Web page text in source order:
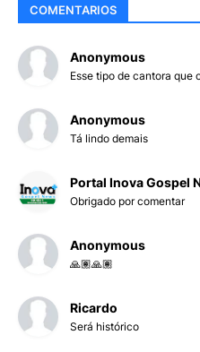
COMENTARIOS
Anonymous
Esse tipo de cantora que
Anonymous
Tá lindo demais
Portal Inova Gospel
Obrigado por comentar
Anonymous
🙏🏽🙏🏽
Ricardo
Será histórico